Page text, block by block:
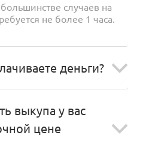
случаев на
не более 1 часа.
деньги?
выкупа у вас
цене